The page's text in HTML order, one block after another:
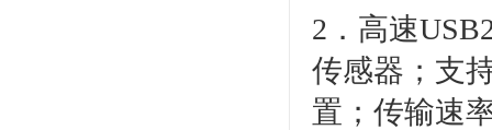
2．高速
传感器；支
置；传输速